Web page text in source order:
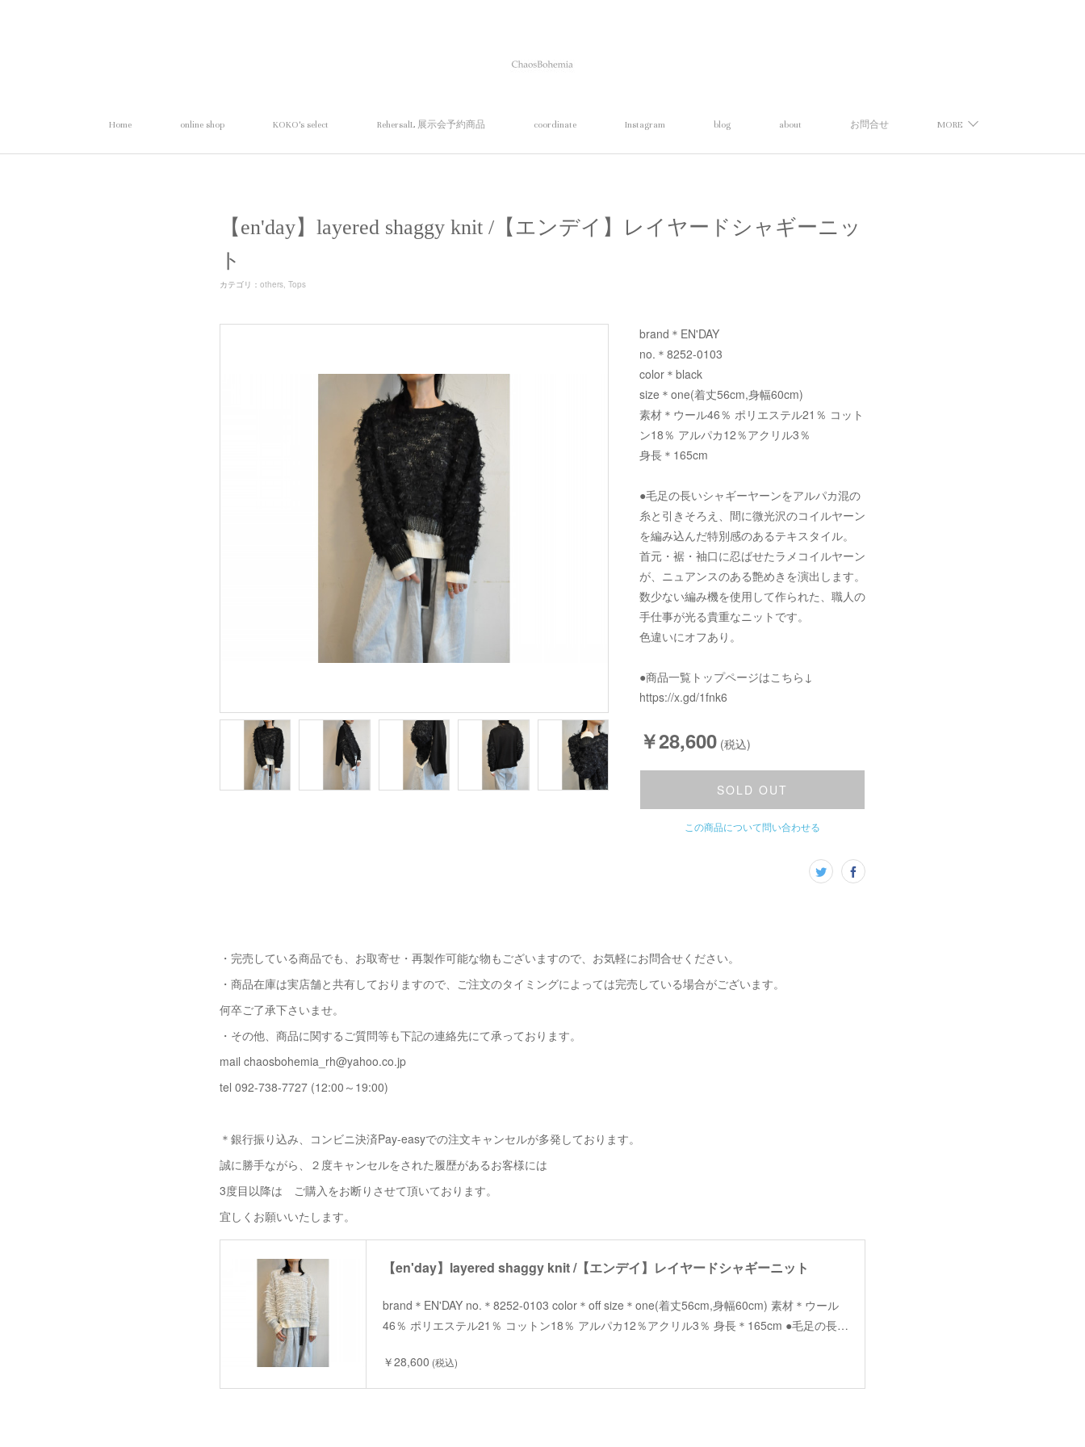
Home online shop KOKO's select RehersalL 展示会予約商品 coordinate Instagram blog about お問合せ MORE
【en'day】layered shaggy knit /【エンデイ】レイヤードシャギーニッ
ト
カテゴリ ： others Tops
brand＊EN'DAY
no.＊8252-0103
color＊black
size＊one(着丈56cm,身幅60cm)
素材＊ウール46％ ポリエステル21％ コット
ン18％ アルパカ12％アクリル3％
身長＊165cm
●毛足の長いシャギーヤーンをアルパカ混の
糸と引きそろえ、間に微光沢のコイルヤーン
を編み込んだ特別感のあるテキスタイル。
首元・裾・袖口に忍ばせたラメコイルヤーン
が、ニュアンスのある艶めきを演出します。
数少ない編み機を使用して作られた、職人の
手仕事が光る貴重なニットです。
色違いにオフあり。
●商品一覧トップページはこちら↓
https://x.gd/1fnk6
￥28,600 (税込)
SOLD OUT
この商品について問い合わせる
・完売している商品でも、お取寄せ・再製作可能な物もございますので、お気軽にお問合せください。
・商品在庫は実店舗と共有しておりますので、ご注文のタイミングによっては完売している場合がございます。
何卒ご了承下さいませ。
・その他、商品に関するご質問等も下記の連絡先にて承っております。
mail chaosbohemia_rh@yahoo.co.jp
tel 092-738-7727 (12:00～19:00)
＊銀行振り込み、コンビニ決済Pay-easyでの注文キャンセルが多発しております。
誠に勝手ながら、２度キャンセルをされた履歴があるお客様には
3度目以降は ご購入をお断りさせて頂いております。
宜しくお願いいたします。
【en'day】layered shaggy knit /【エンデイ】レイヤードシャギーニット
brand＊EN'DAY no.＊8252-0103 color＊off size＊one(着丈56cm,身幅60cm) 素材＊ウール
46％ ポリエステル21％ コットン18％ アルパカ12％アクリル3％ 身長＊165cm ●毛足の長…
￥28,600 (税込)